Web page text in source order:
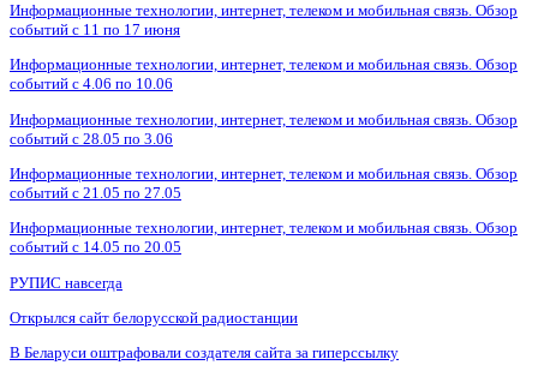
Информационные технологии, интернет, телеком и мобильная связь. Обзор
событий с 11 по 17 июня
Информационные технологии, интернет, телеком и мобильная связь. Обзор
событий с 4.06 по 10.06
Информационные технологии, интернет, телеком и мобильная связь. Обзор
событий с 28.05 по 3.06
Информационные технологии, интернет, телеком и мобильная связь. Обзор
событий с 21.05 по 27.05
Информационные технологии, интернет, телеком и мобильная связь. Обзор
событий с 14.05 по 20.05
РУПИС навсегда
Открылся сайт белорусской радиостанции
В Беларуси оштрафовали создателя сайта за гиперссылку